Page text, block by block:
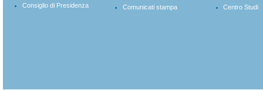
Consiglio di Presidenza
Comunicati stampa
Centro Studi